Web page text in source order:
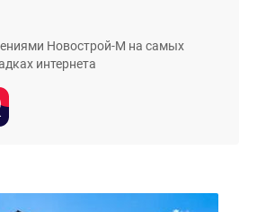
Новострой-М на самых
интернета